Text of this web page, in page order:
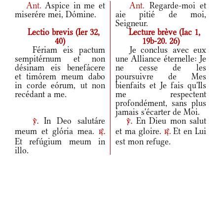
Ant.Aspice in me et
miserére mei, Dómine.
Ant. Regarde-moi et
aie pitié de moi,
Seigneur.
Lectio brevis (Ier 32,
40)
Lecture brève (Iac 1,
19b-20. 26)
Fériam eis pactum
sempitérnum et non
désinam eis benefácere
et timórem meum dabo
in corde eórum, ut non
recédant a me.
Je conclus avec eux
une Alliance éternelle: Je
ne cesse de les
poursuivre de Mes
bienfaits et Je fais qu'Ils
me respectent
profondément, sans plus
jamais s'écarter de Moi.
v.In Deo salutáre
meum et glória mea.
r.
Et refúgium meum in
illo.
v. En Dieu mon salut
et ma gloire. r.Et en Lui
est mon refuge.